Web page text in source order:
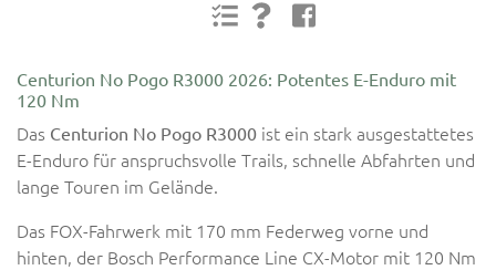
Centurion No Pogo R3000 2026: Potentes E-Enduro mit
120 Nm
Das Centurion No Pogo R3000 ist ein stark ausgestattetes
E-Enduro für anspruchsvolle Trails, schnelle Abfahrten und
lange Touren im Gelände.
Das FOX-Fahrwerk mit 170 mm Federweg vorne und
hinten, der Bosch Performance Line CX-Motor mit 120 Nm